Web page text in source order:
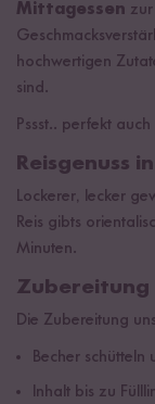
Mittagessen
hochwertigen
sind.
Pssst.. perfekt
Reisgenuss
Lockerer, lecker
Reis gibts
Minuten.
Zubereitung
Die Zubereitung
Becher
Inhalt bis zu